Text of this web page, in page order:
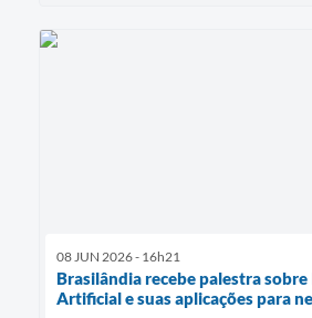
08 JUN 2026 - 16h21
Brasilândia recebe palestra
Artificial e suas aplicações para